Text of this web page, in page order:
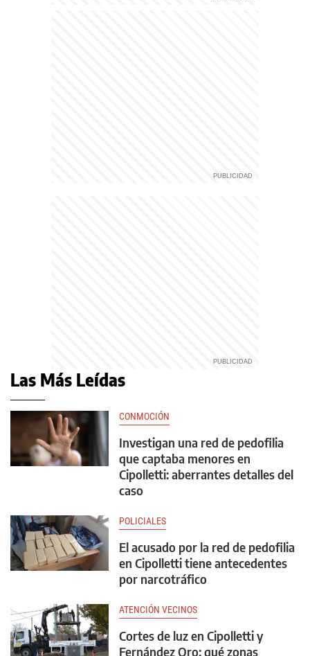
Las Más Leídas
CONMOCIÓN
Investigan una red de pedofilia
que captaba menores en
Cipolletti: aberrantes detalles del
caso
POLICIALES
El acusado por la red de pedofilia
en Cipolletti tiene antecedentes
por narcotráfico
ATENCIÓN VECINOS
Cortes de luz en Cipolletti y
Fernández Oro: qué zonas